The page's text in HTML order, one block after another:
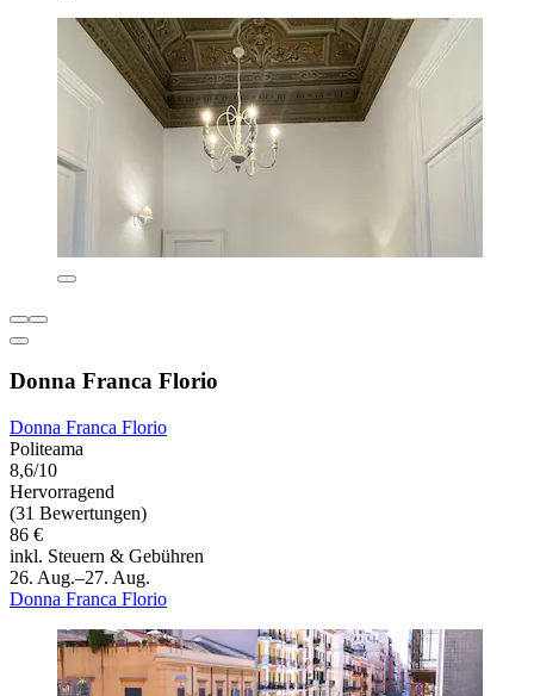
Donna Franca Florio
Donna Franca Florio
Politeama
8,6/10
Hervorragend
(31 Bewertungen)
86 €
inkl. Steuern & Gebühren
26. Aug.–27. Aug.
Donna Franca Florio